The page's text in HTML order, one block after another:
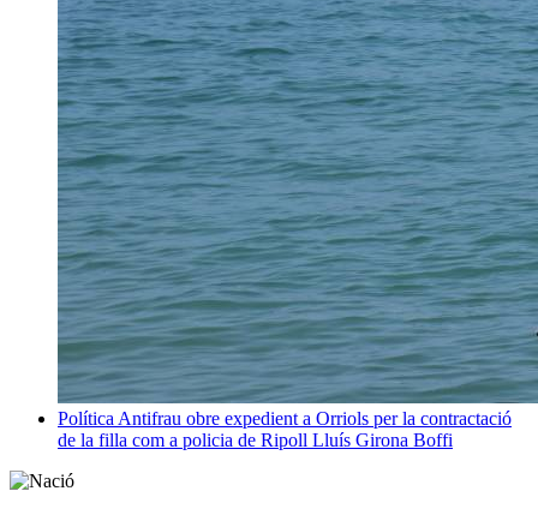
Política Antifrau obre expedient a Orriols per la contractació
de la filla com a policia de Ripoll Lluís Girona Boffi